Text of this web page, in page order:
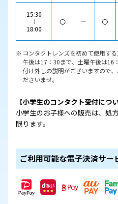
15:30
18:00
〇 ー 〇
コンタクトレンズを初めて使用す
午後は17：30まで、土曜午後は16
付け外しの説明がございますので
ださいませ。
【小学生のコンタクト受付につい
小学生のお子様への販売は、処
限ります。
ご利用可能な電子決済サー